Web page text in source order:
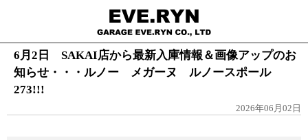
6月2日 SAKAI店から最新入庫情報＆画像アップのお
知らせ・・・ルノー メガーヌ ルノースポール
273!!!
2026年06月02日